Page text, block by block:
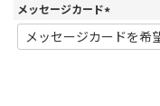
メッセージカード
(
必